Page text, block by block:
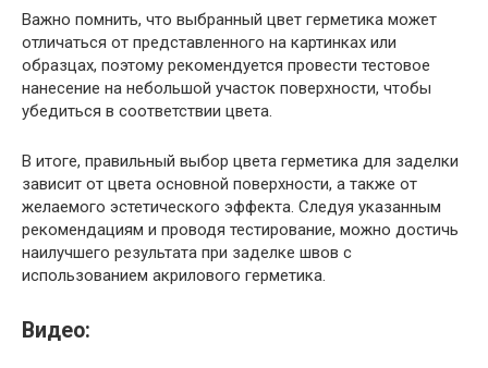
Важно помнить, что выбранный цвет герметика может
отличаться от представленного на картинках или
образцах, поэтому рекомендуется провести тестовое
нанесение на небольшой участок поверхности, чтобы
убедиться в соответствии цвета.
В итоге, правильный выбор цвета герметика для заделки
зависит от цвета основной поверхности, а также от
желаемого эстетического эффекта. Следуя указанным
рекомендациям и проводя тестирование, можно достичь
наилучшего результата при заделке швов с
использованием акрилового герметика.
Видео: